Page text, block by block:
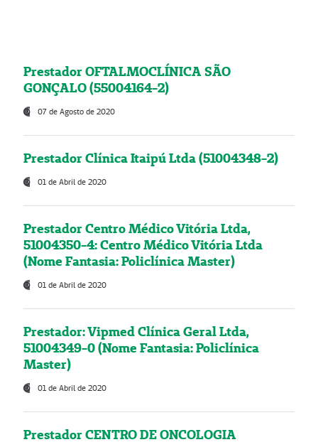
Prestador OFTALMOCLÍNICA SÃO
GONÇALO (55004164-2)
07 de Agosto de 2020
Prestador Clínica Itaipú Ltda (51004348-2)
01 de Abril de 2020
Prestador Centro Médico Vitória Ltda,
51004350-4: Centro Médico Vitória Ltda
(Nome Fantasia: Policlínica Master)
01 de Abril de 2020
Prestador: Vipmed Clínica Geral Ltda,
51004349-0 (Nome Fantasia: Policlínica
Master)
01 de Abril de 2020
Prestador CENTRO DE ONCOLOGIA